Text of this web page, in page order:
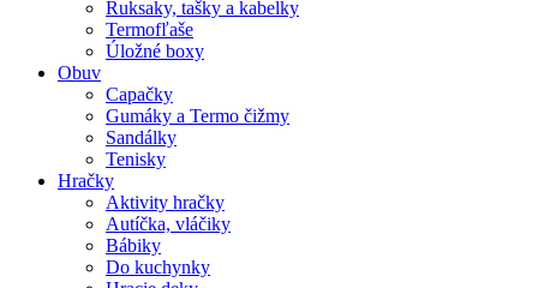
Ruksaky, tašky a kabelky
Termofľaše
Úložné boxy
Obuv
Capačky
Gumáky a Termo čižmy
Sandálky
Tenisky
Hračky
Aktivity hračky
Autíčka, vláčiky
Bábiky
Do kuchynky